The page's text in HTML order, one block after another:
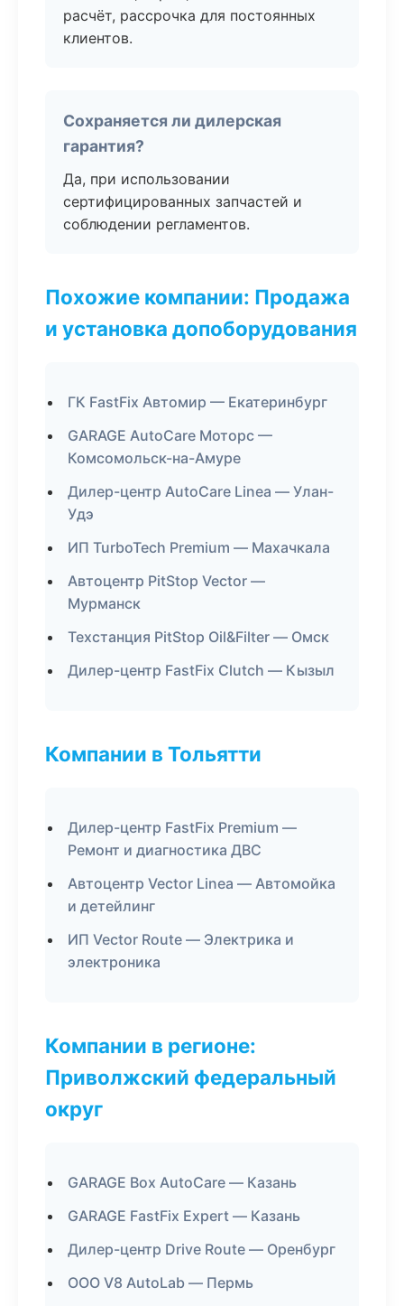
расчёт, рассрочка для постоянных
клиентов.
Сохраняется ли дилерская
гарантия?
Да, при использовании
сертифицированных запчастей и
соблюдении регламентов.
Похожие компании: Продажа
и установка допоборудования
ГК FastFix Автомир — Екатеринбург
GARAGE AutoCare Моторс —
Комсомольск-на-Амуре
Дилер-центр AutoCare Linea — Улан-
Удэ
ИП TurboTech Premium — Махачкала
Автоцентр PitStop Vector —
Мурманск
Техстанция PitStop Oil&Filter — Омск
Дилер-центр FastFix Clutch — Кызыл
Компании в Тольятти
Дилер-центр FastFix Premium —
Ремонт и диагностика ДВС
Автоцентр Vector Linea — Автомойка
и детейлинг
ИП Vector Route — Электрика и
электроника
Компании в регионе:
Приволжский федеральный
округ
GARAGE Box AutoCare — Казань
GARAGE FastFix Expert — Казань
Дилер-центр Drive Route — Оренбург
ООО V8 AutoLab — Пермь